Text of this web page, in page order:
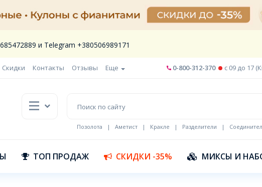
и Telegram +380506989171
Скидки Контакты Отзывы Еще 0-800-312-370 c 09 до 17
Позолота | Аметист | Кракле | Разделители |
ТОП ПРОДАЖ СКИДКИ -35% МИКСЫ И